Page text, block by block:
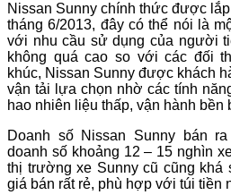
Nissan Sunny chính thức được
tháng 6/2013, đây có thể nói là
với nhu cầu sử dụng của người
không quá cao so với các đối
khúc, Nissan Sunny được khách
vận tải lựa chọn nhờ các tính
hao nhiên liệu thấp, vận hành bền
Doanh số Nissan Sunny bán
doanh số khoảng 12 – 15 nghìn
thị trường xe Sunny cũ cũng khá
giá bán rất rẻ, phù hợp với túi tiền